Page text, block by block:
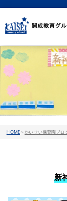
HOME>かいせい保育園ブロ
新